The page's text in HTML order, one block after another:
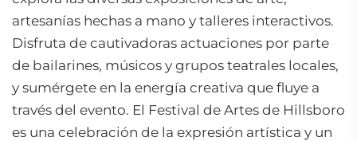
artesanías hechas a mano y talleres interactivos.
Disfruta de cautivadoras actuaciones por parte
de bailarines, músicos y grupos teatrales locales,
y sumérgete en la energía creativa que fluye a
través del evento. El Festival de Artes de Hillsboro
es una celebración de la expresión artística y un